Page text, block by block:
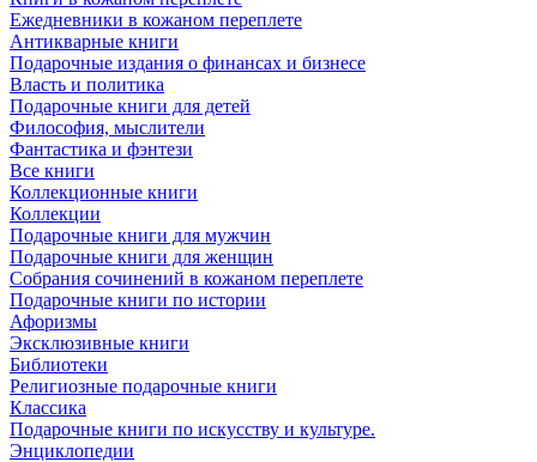
Ежедневники в кожаном переплете
Антикварные книги
Подарочные издания о финансах и бизнесе
Власть и политика
Подарочные книги для детей
Философия, мыслители
Фантастика и фэнтези
Все книги
Коллекционные книги
Коллекции
Подарочные книги для мужчин
Подарочные книги для женщин
Собрания сочинений в кожаном переплете
Подарочные книги по истории
Афоризмы
Эксклюзивные книги
Библиотеки
Религиозные подарочные книги
Классика
Подарочные книги по искусству и культуре.
Энциклопедии